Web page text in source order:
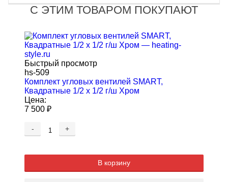
С ЭТИМ ТОВАРОМ ПОКУПАЮТ
Быстрый просмотр
hs-509
Комплект угловых вентилей SMART,
Квадратные 1/2 x 1/2 г/ш Хром
Цена:
7 500 ₽
- +
В корзину